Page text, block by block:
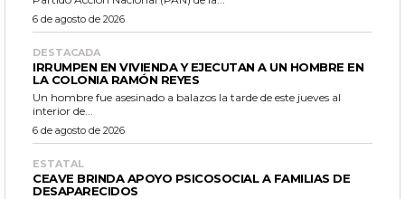
6 de agosto de 2026
DESTACADA
IRRUMPEN EN VIVIENDA Y EJECUTAN A UN HOMBRE EN
LA COLONIA RAMÓN REYES
Un hombre fue asesinado a balazos la tarde de este jueves al
interior de...
6 de agosto de 2026
ESTATAL
CEAVE BRINDA APOYO PSICOSOCIAL A FAMILIAS DE
DESAPARECIDOS